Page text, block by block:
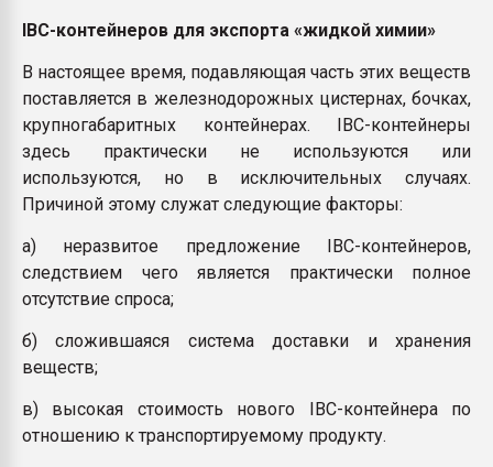
IBC-контейнеров для экспорта «жидкой химии»
В настоящее время, подавляющая часть этих веществ
поставляется в железнодорожных цистернах, бочках,
крупногабаритных контейнерах. IBC-контейнеры
здесь практически не используются или
используются, но в исключительных случаях.
Причиной этому служат следующие факторы:
а) неразвитое предложение IBC-контейнеров,
следствием чего является практически полное
отсутствие спроса;
б) сложившаяся система доставки и хранения
веществ;
в) высокая стоимость нового IBC-контейнера по
отношению к транспортируемому продукту.